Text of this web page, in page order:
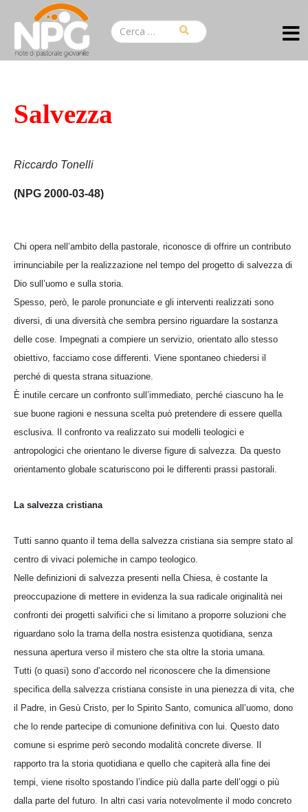
Salvezza
Riccardo Tonelli
(NPG 2000-03-48)
Chi opera nell’ambito della pastorale, riconosce di offrire un contributo
irrinunciabile per la realizzazione nel tempo del progetto di salvezza di
Dio sull’uomo e sulla storia.
Spesso, però, le parole pronunciate e gli interventi realizzati sono
diversi, di una diversità che sembra persino riguardare la sostanza
delle cose. Impegnati a compiere un servizio, orientato allo stesso
obiettivo, facciamo cose differenti. Viene spontaneo chiedersi il
perché di questa strana situazione.
È inutile cercare un confronto sull’immediato, perché ciascuno ha le
sue buone ragioni e nessuna scelta può pretendere di essere quella
esclusiva. Il confronto va realizzato sui modelli teologici e
antropologici che orientano le diverse figure di salvezza. Da questo
orientamento globale scaturiscono poi le differenti prassi pastorali.
La salvezza cristiana
Tutti sanno quanto il tema della salvezza cristiana sia sempre stato al
centro di vivaci polemiche in campo teologico.
Nelle definizioni di salvezza presenti nella Chiesa, è costante la
preoccupazione di mettere in evidenza la sua radicale originalità nei
confronti dei progetti salvifici che si limitano a proporre soluzioni che
riguardano solo la trama della nostra esistenza quotidiana, senza
nessuna apertura verso il mistero che sta oltre la storia umana.
Tutti (o quasi) sono d’accordo nel riconoscere che la dimensione
specifica della salvezza cristiana consiste in una pienezza di vita, che
il Padre, in Gesù Cristo, per lo Spirito Santo, comunica all’uomo, dono
che lo rende partecipe di comunione definitiva con lui. Questo dato
comune si esprime però secondo modalità concrete diverse. Il
rapporto tra la storia quotidiana e quello che capiterà alla fine dei
tempi, viene risolto spostando l’indice più dalla parte dell’oggi o più
dalla parte del futuro. In altri casi varia notevolmente il modo concreto